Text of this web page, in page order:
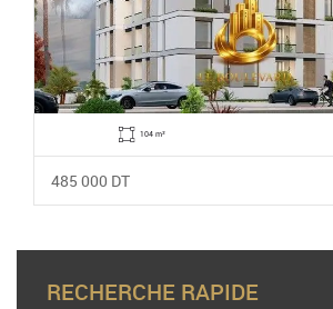
104 m²
485 000 DT
RECHERCHE RAPIDE